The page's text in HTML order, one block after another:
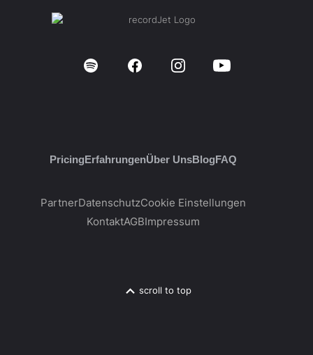
PricingErfahrungenÜber UnsBlogFAQ
PartnerDatenschutzCookie Einstellungen
KontaktAGBImpressum
scroll to top